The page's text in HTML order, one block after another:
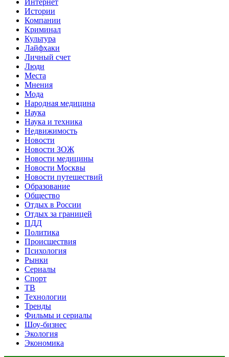
Интернет
Истории
Компании
Криминал
Культура
Лайфхаки
Личный счет
Люди
Места
Мнения
Мода
Народная медицина
Наука
Наука и техника
Недвижимость
Новости
Новости ЗОЖ
Новости медицины
Новости Москвы
Новости путешествий
Образование
Общество
Отдых в России
Отдых за границей
ПДД
Политика
Происшествия
Психология
Рынки
Сериалы
Спорт
ТВ
Технологии
Тренды
Фильмы и сериалы
Шоу-бизнес
Экология
Экономика